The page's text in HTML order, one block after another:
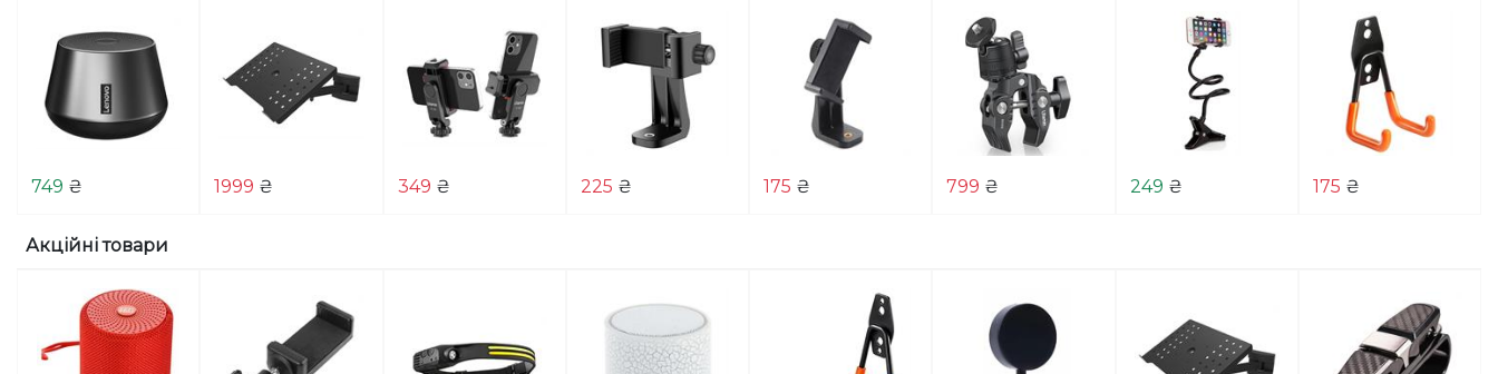
749 ₴ 1999 ₴ 349 ₴ 225 ₴ 175 ₴ 799 ₴ 249 ₴ 175 ₴
Акційні товари